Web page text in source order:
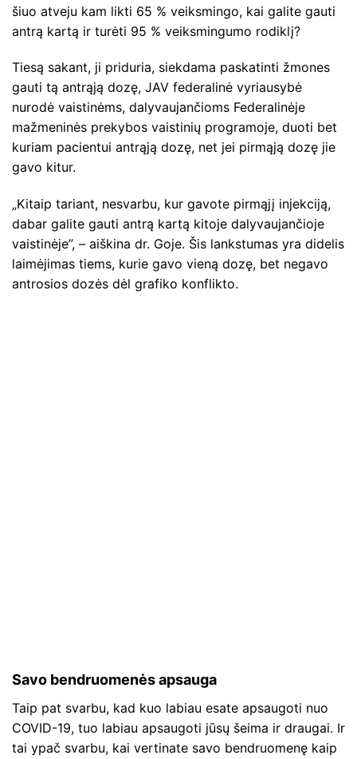
šiuo atveju kam likti 65 % veiksmingo, kai galite gauti
antrą kartą ir turėti 95 % veiksmingumo rodiklį?
Tiesą sakant, ji priduria, siekdama paskatinti žmones
gauti tą antrąją dozę, JAV federalinė vyriausybė
nurodė vaistinėms, dalyvaujančioms Federalinėje
mažmeninės prekybos vaistinių programoje, duoti bet
kuriam pacientui antrąją dozę, net jei pirmąją dozę jie
gavo kitur.
„Kitaip tariant, nesvarbu, kur gavote pirmąjį injekciją,
dabar galite gauti antrą kartą kitoje dalyvaujančioje
vaistinėje”, – aiškina dr. Goje. Šis lankstumas yra didelis
laimėjimas tiems, kurie gavo vieną dozę, bet negavo
antrosios dozės dėl grafiko konflikto.
Savo bendruomenės apsauga
Taip pat svarbu, kad kuo labiau esate apsaugoti nuo
COVID-19, tuo labiau apsaugoti jūsų šeima ir draugai. Ir
tai ypač svarbu, kai vertinate savo bendruomenę kaip